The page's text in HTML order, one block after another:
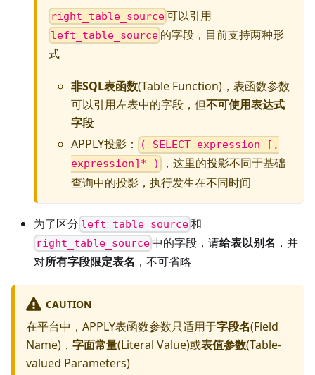
right_table_source可以引用
left_table_source 的字段，目前支持两种形
式
非SQL表函数(Table Function)，表函数参数
可以引用左表中的字段，但不可使用表达式
字段
APPLY投影：
( SELECT expression [,
expression]* )
，这里的投影不同于基础
查询中的投影，执行发生在不同时间
为了区分 left_table_source和
right_table_source中的字段，请给表以别名 ，并
对所有字段限定表名 ，不可省略
CAUTION
在平台中，APPLY表函数参数只适用于字段名(Field
Name)， 字面常量(Literal Value)或表值参数(Table-
valued Parameters)